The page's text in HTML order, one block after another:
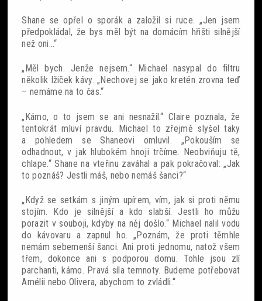
Shane se opřel o sporák a založil si ruce. „Jen jsem
předpokládal, že bys měl být na domácím hřišti silnější
než oni…“
„Měl bych. Jenže nejsem.“ Michael nasypal do filtru
několik lžiček kávy. „Nechovej se jako kretén zrovna teď
– nemáme na to čas.“
„Kámo, o to jsem se ani nesnažil.“ Claire poznala, že
tentokrát mluví pravdu. Michael to zřejmě slyšel taky
a pohledem se Shaneovi omluvil. „Pokouším se
odhadnout, v jak hlubokém hnoji trčíme. Neobviňuju tě,
chlape.“ Shane na vteřinu zaváhal a pak pokračoval: „Jak
to poznáš? Jestli máš, nebo nemáš šanci?“
„Když se setkám s jiným upírem, vím, jak si proti němu
stojím. Kdo je silnější a kdo slabší. Jestli ho můžu
porazit v souboji, kdyby na něj došlo.“ Michael nalil vodu
do kávovaru a zapnul ho. „Poznám, že proti těmhle
nemám sebemenší šanci. Ani proti jednomu, natož všem
třem, dokonce ani s podporou domu. Tohle jsou zlí
parchanti, kámo. Pravá síla temnoty. Budeme potřebovat
Amélii nebo Olivera, abychom to zvládli.“